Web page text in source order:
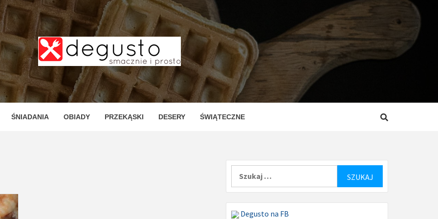
– PRZEPISY
I PROSTE
ŚNIADANIA OBIADY PRZEKĄSKI DESERY ŚWIĄTECZNE
Degusto na FB